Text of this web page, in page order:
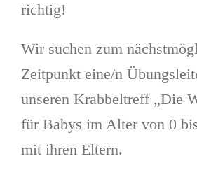
richtig!
Wir suchen zum
Zeitpunkt eine/n
unseren Krabbeltreff „Die
für Babys im Alter von 0
mit ihren Eltern.